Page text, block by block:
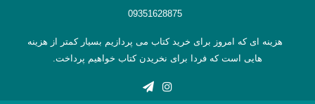
09351628875
هزینه ای که امروز برای خرید کتاب می پردازیم بسیار کمتر از هزینه
هایی است که فردا برای نخریدن کتاب خواهیم پرداخت.